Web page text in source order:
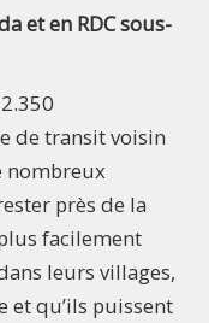
et en RDC sous-
de transit voisin
nombreux
près de la
facilement
leurs villages,
et qu’ils puissent